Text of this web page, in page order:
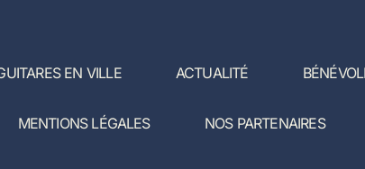
EN VILLE ACTUALITÉ
MENTIONS LÉGALES NOS PARTENAIRES